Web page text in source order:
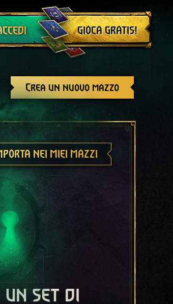
GIOCA GRATIS!
Crea un nuovo mazzo
NEI MIEI MAZZI
set di